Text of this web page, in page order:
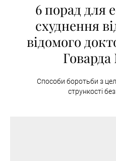
6 порад для
схуднення
відомого
Способи боротьби з
стрункості